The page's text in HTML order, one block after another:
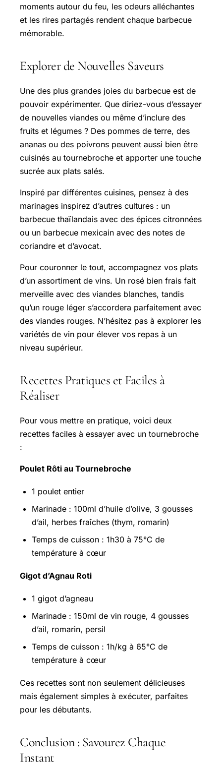
moments autour du feu, les odeurs alléchantes
et les rires partagés rendent chaque barbecue
mémorable.
Explorer de Nouvelles Saveurs
Une des plus grandes joies du barbecue est de
pouvoir expérimenter. Que diriez-vous d’essayer
de nouvelles viandes ou même d’inclure des
fruits et légumes ? Des pommes de terre, des
ananas ou des poivrons peuvent aussi bien être
cuisinés au tournebroche et apporter une touche
sucrée aux plats salés.
Inspiré par différentes cuisines, pensez à des
marinages inspirez d’autres cultures : un
barbecue thaïlandais avec des épices citronnées
ou un barbecue mexicain avec des notes de
coriandre et d’avocat.
Pour couronner le tout, accompagnez vos plats
d’un assortiment de vins. Un rosé bien frais fait
merveille avec des viandes blanches, tandis
qu’un rouge léger s’accordera parfaitement avec
des viandes rouges. N’hésitez pas à explorer les
variétés de vin pour élever vos repas à un
niveau supérieur.
Recettes Pratiques et Faciles à
Réaliser
Pour vous mettre en pratique, voici deux
recettes faciles à essayer avec un tournebroche
:
Poulet Rôti au Tournebroche
1 poulet entier
Marinade : 100ml d’huile d’olive, 3 gousses
d’ail, herbes fraîches (thym, romarin)
Temps de cuisson : 1h30 à 75°C de
température à cœur
Gigot d’Agnau Roti
1 gigot d’agneau
Marinade : 150ml de vin rouge, 4 gousses
d’ail, romarin, persil
Temps de cuisson : 1h/kg à 65°C de
température à cœur
Ces recettes sont non seulement délicieuses
mais également simples à exécuter, parfaites
pour les débutants.
Conclusion : Savourez Chaque
Instant